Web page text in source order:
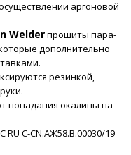
аргоновой
Welderпрошиты пара-
дополнительно
резинкой,
попадания окалины на
C-CN.АЖ58.В.00030/19